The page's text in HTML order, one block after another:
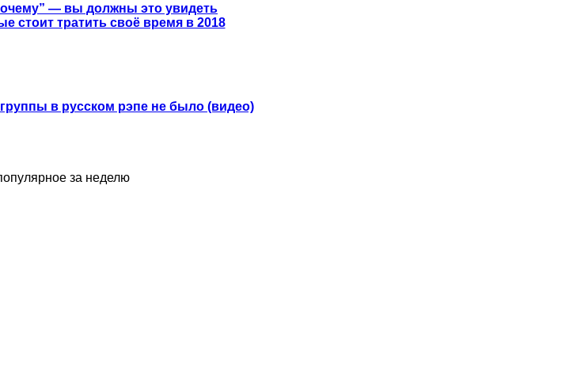
— вы должны это увидеть
стоит тратить своё время в 2018
в русском рэпе не было (видео)
за неделю